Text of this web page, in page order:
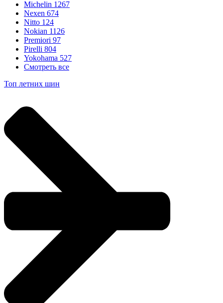
Michelin 1267
Nexen 674
Nitto 124
Nokian 1126
Premiori 97
Pirelli 804
Yokohama 527
Смотреть все
Топ летних шин